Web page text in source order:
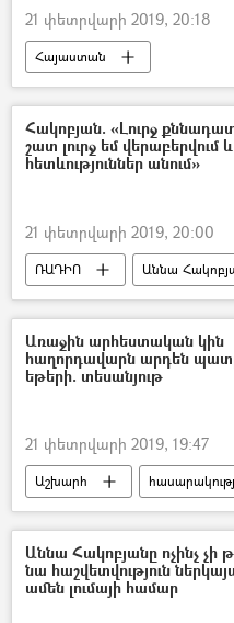
21 փետրվարի 2019, 20:18
Հայաստան
Իրանի Իսլամական
Հակոբյան. «Լուրջ
շատ լուրջ եմ վերաբերվում և
հետևություններ անում»
21 փետրվարի 2019, 20:00
ՌԱԴԻՈ Աննա
Առաջին արհեստական կին
հաղորդավարն արդեն
եթերի. տեսանյութ
21 փետրվարի 2019, 19:47
Աշխարհ
Հայաստան
Աննա Հակոբյանը ոչինչ չի
նա հաշվետվություն
ամեն լումայի համար